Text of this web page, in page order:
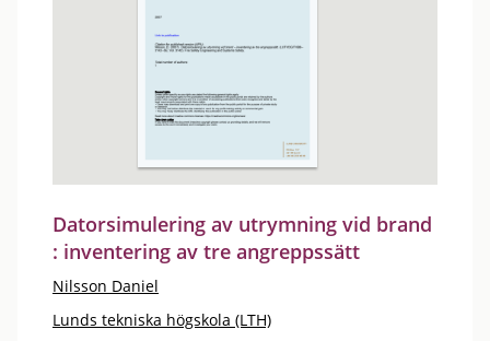
Datorsimulering av utrymning vid brand
: inventering av tre angreppssätt
Nilsson Daniel
Lunds tekniska högskola (LTH)